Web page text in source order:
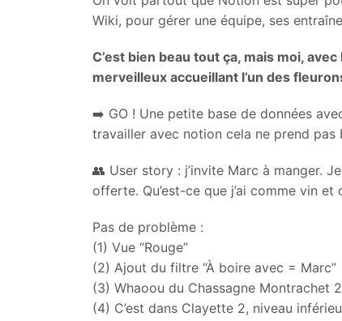
Wiki, pour gérer une équipe, ses
C’est bien beau tout ça, mais moi,
merveilleux accueillant l’un des
➡️ GO ! Une petite base de données
travailler avec notion cela ne prend pas
👥 User story : j’invite Marc à manger.
offerte. Qu’est-ce que j’ai comme vin
Pas de problème :
(1) Vue “Rouge”
(2) Ajout du filtre “À boire avec = Marc”
(3) Whaoou du Chassagne Montrachet
(4) C’est dans Clayette 2, niveau